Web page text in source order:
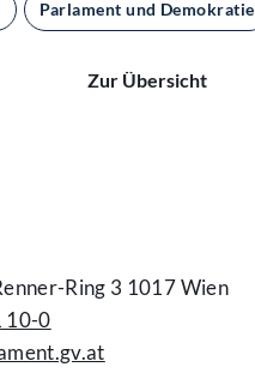
Parlament und Demokratie
Zur Übersicht
Ring 3 1017 Wien
10-0